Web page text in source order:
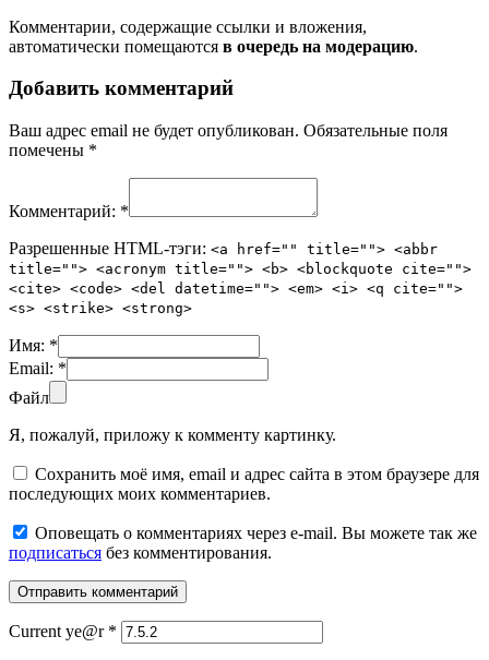
Комментарии, содержащие ссылки и вложения,
автоматически помещаются в очередь на модерацию.
Добавить комментарий
Ваш адрес email не будет опубликован. Обязательные поля
помечены *
Комментарий: *
Разрешенные HTML-тэги: <a href="" title=""> <abbr
title=""> <acronym title=""> <b> <blockquote cite="">
<cite> <code> <del datetime=""> <em> <i> <q cite="">
<s> <strike> <strong>
Имя: *
Email: *
Файл
Я, пожалуй, приложу к комменту картинку.
Сохранить моё имя, email и адрес сайта в этом браузере для
последующих моих комментариев.
Оповещать о комментариях через e-mail. Вы можете так же
подписаться без комментирования.
Current ye@r *